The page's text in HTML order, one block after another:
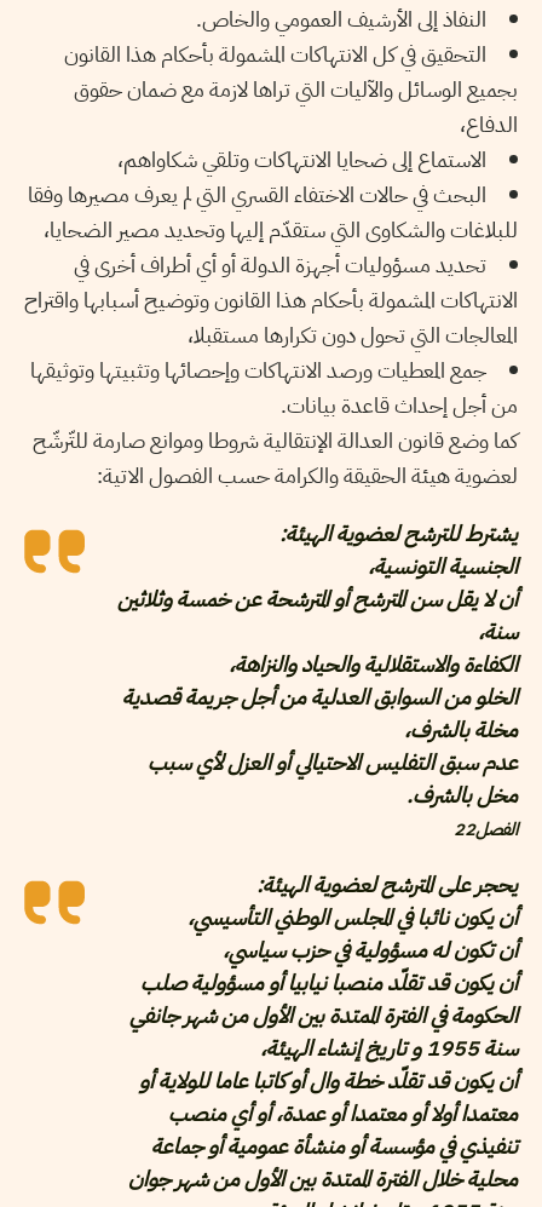
النفاذ إلى الأرشيف العمومي والخاص.
التحقيق في كل الانتهاكات المشمولة بأحكام هذا القانون
بجميع الوسائل والآليات التي تراها لازمة مع ضمان حقوق
الدفاع،
الاستماع إلى ضحايا الانتهاكات وتلقي شكاواهم،
البحث في حالات الاختفاء القسري التي لم يعرف مصيرها وفقا
للبلاغات والشكاوى التي ستقدّم إليها وتحديد مصير الضحايا،
تحديد مسؤوليات أجهزة الدولة أو أي أطراف أخرى في
الانتهاكات المشمولة بأحكام هذا القانون وتوضيح أسبابها واقتراح
المعالجات التي تحول دون تكرارها مستقبلا،
جمع المعطيات ورصد الانتهاكات وإحصائها وتثبيتها وتوثيقها
من أجل إحداث قاعدة بيانات.
كما وضع قانون العدالة الإنتقالية شروطا وموانع صارمة للتّرشّح
لعضوية هيئة الحقيقة والكرامة حسب الفصول الاتية:
يشترط للترشح لعضوية الهيئة:
الجنسية التونسية،
أن لا يقل سن المترشح أو المترشحة عن خمسة وثلاثين
سنة،
الكفاءة والاستقلالية والحياد والنزاهة،
الخلو من السوابق العدلية من أجل جريمة قصدية
مخلة بالشرف،
عدم سبق التفليس الاحتيالي أو العزل لأي سبب
مخل بالشرف.
الفصل22
يحجر على المترشح لعضوية الهيئة:
أن يكون نائبا في المجلس الوطني التأسيسي،
أن تكون له مسؤولية في حزب سياسي،
أن يكون قد تقلّد منصبا نيابيا أو مسؤولية صلب
الحكومة في الفترة الممتدة بين الأول من شهر جانفي
سنة 1955 و تاريخ إنشاء الهيئة،
أن يكون قد تقلّد خطة وال أو كاتبا عاما للولاية أو
معتمدا أولا أو معتمدا أو عمدة، أو أي منصب
تنفيذي في مؤسسة أو منشأة عمومية أو جماعة
محلية خلال الفترة الممتدة بين الأول من شهر جوان